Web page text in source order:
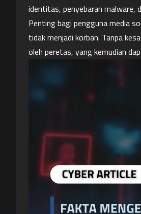
identitas, penyebaran malware,
Penting bagi pengguna media
tidak menjadi korban. Tanpa
oleh peretas, yang kemudian